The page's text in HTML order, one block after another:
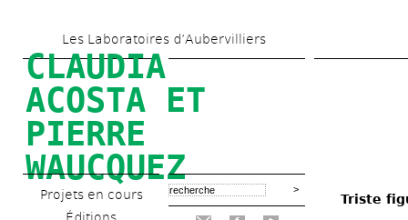
au
contenu
principal
Les Laboratoires d’Aubervilliers
CLAUDIA
ACOSTA ET
PIERRE
WAUCQUEZ
Projets en cours
Triste